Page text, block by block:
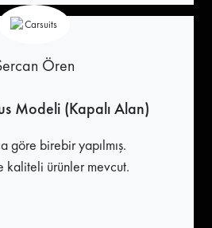
Ören
Modeli (Kapalı Alan)
göre birebir yapılmış.
kaliteli ürünler mevcut.